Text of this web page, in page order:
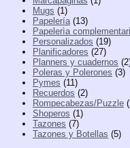
Mugs (1)
Papelería (13)
Papelerìa
Personalizados (19)
Planificadores (27)
Planners y cuadernos
Poleras y Polerones (3)
Pymes (11)
Recuerdos (2)
Rompecabezas/Puzzle
Shoperos (1)
Tazones (7)
Tazones y Botellas (5)